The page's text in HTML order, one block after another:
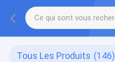
Tous Les Produits (146)